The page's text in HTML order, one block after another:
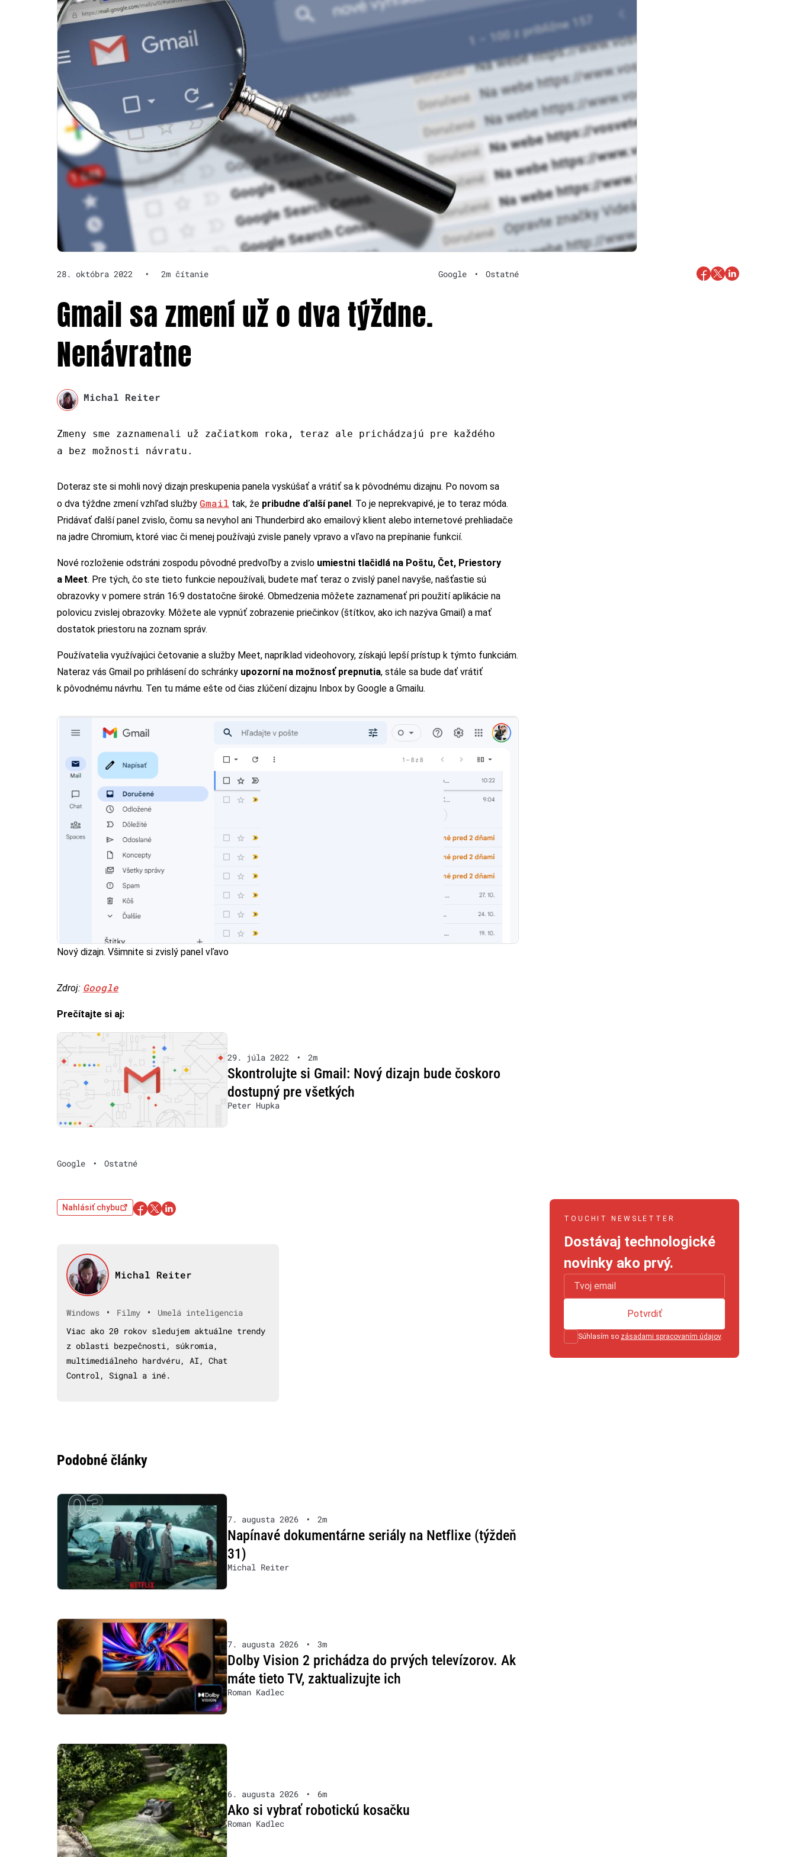
28. októbra 2022 • 2m čítanie Google • Ostatné
Gmail sa zmení už o dva týždne.
Nenávratne
Michal Reiter
Zmeny sme zaznamenali už začiatkom roka, teraz ale prichádzajú pre každého
a bez možnosti návratu.
Doteraz ste si mohli nový dizajn preskupenia panela vyskúšať a vrátiť sa k pôvodnému dizajnu. Po novom sa
o dva týždne zmení vzhľad služby Gmail tak, že pribudne ďalší panel. To je neprekvapivé, je to teraz móda.
Pridávať ďalší panel zvislo, čomu sa nevyhol ani Thunderbird ako emailový klient alebo internetové prehliadače
na jadre Chromium, ktoré viac či menej používajú zvisle panely vpravo a vľavo na prepínanie funkcií.
Nové rozloženie odstráni zospodu pôvodné predvoľby a zvislo umiestni tlačidlá na Poštu, Čet, Priestory
a Meet. Pre tých, čo ste tieto funkcie nepoužívali, budete mať teraz o zvislý panel navyše, našťastie sú
obrazovky v pomere strán 16:9 dostatočne široké. Obmedzenia môžete zaznamenať pri použití aplikácie na
polovicu zvislej obrazovky. Môžete ale vypnúť zobrazenie priečinkov (štítkov, ako ich nazýva Gmail) a mať
dostatok priestoru na zoznam správ.
Používatelia využívajúci četovanie a služby Meet, napríklad videohovory, získajú lepší prístup k týmto funkciám.
Nateraz vás Gmail po prihlásení do schránky upozorní na možnosť prepnutia, stále sa bude dať vrátiť
k pôvodnému návrhu. Ten tu máme ešte od čias zlúčení dizajnu Inbox by Google a Gmailu.
Nový dizajn. Všimnite si zvislý panel vľavo
Zdroj: Google
Prečítajte si aj:
29. júla 2022 • 2m
Skontrolujte si Gmail: Nový dizajn bude čoskoro
dostupný pre všetkých
Peter Hupka
Google • Ostatné
Nahlásiť chybu
Michal Reiter
Windows • Filmy •
Umelá inteligencia
Viac ako 20 rokov sledujem aktuálne trendy
z oblasti bezpečnosti, súkromia,
multimediálneho hardvéru, AI, Chat
Control, Signal a iné.
Podobné články
7. augusta 2026 • 2m
Napínavé dokumentárne seriály na Netflixe (týždeň
31)
Michal Reiter
7. augusta 2026 • 3m
Dolby Vision 2 prichádza do prvých televízorov. Ak
máte tieto TV, zaktualizujte ich
Roman Kadlec
6. augusta 2026 • 6m
Ako si vybrať robotickú kosačku
Roman Kadlec
TOUCHIT NEWSLETTER
Dostávaj technologické
novinky ako prvý.
Súhlasím so zásadami spracovaním údajov.
Potvrdiť